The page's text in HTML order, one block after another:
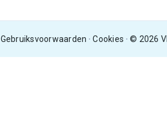
Gebruiksvoorwaarden Cookies © 2026